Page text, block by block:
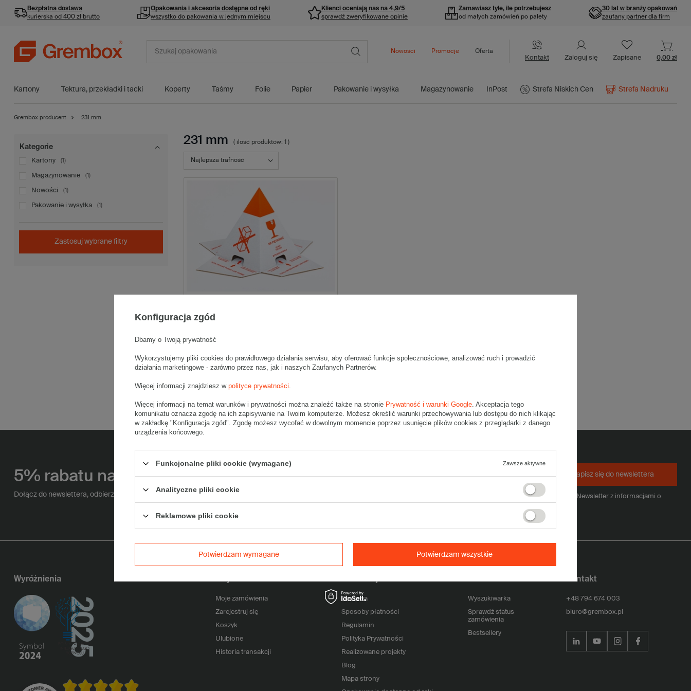
Bezpłatna dostawa
kurierska od 400 zł brutto
Opakowania i akcesoria dostępne od ręki
wszystko do pakowania w jednym miejscu
Klienci oceniają nas na 4,9/5
sprawdź zweryfikowane opinie
Zamawiasz tyle, ile potrzebujesz
od małych zamówień po palety
30 lat w branży opakowań
zaufany partner dla firm
Kontakt Zaloguj się Zapisane 0,00 zł
Kartony Tektura, przekładki i tacki Koperty Taśmy Folie Papier Pakowanie i wysyłka Magazynowanie InPost Strefa Niskich Cen Strefa Nadruku
Nowości Promocje Oferta
Grembox producent 231 mm
Kategorie
Kartony 1
Magazynowanie 1
Nowości 1
Pakowanie i wysyłka 1
Zastosuj wybrane filtry
231 mm ( ilość produktów: 1 )
Najlepsza trafność
Biały Komplet 10 szt.
Kup więcej
Porównaj Zapisz Wybierz ilość
5% rabatu na zakupy
Dołącz do newslettera, odbierz jednorazowy kod na zakupy i bądź na bieżąco z nowościami
Podaj swój adres e-mail
Chcę odebrać 5% zniżkę na zakup opakowań z tektury falistej i otrzymywać Newsletter z informacjami o
Zapisz się do newslettera
Wyróżnienia
Moje zamówienia
Zarejestruj się
Koszyk
Ulubione
Historia transakcji
Dostawa
Sposoby płatności
Regulamin
Polityka Prywatności
Realizowane projekty
Blog
Mapa strony
Wyszukiwarka
Sprawdź status
zamówienia
Bestsellery
Kontakt
+48 794 674 003
biuro@grembox.pl
Konfiguracja zgód
Dbamy o Twoją prywatność
Wykorzystujemy pliki cookies do prawidłowego działania serwisu, aby oferować funkcje społecznościowe, analizować ruch i prowadzić
działania marketingowe - zarówno przez nas, jak i naszych Zaufanych Partnerów.
Więcej informacji znajdziesz w polityce prywatności.
Więcej informacji na temat warunków i prywatności można znaleźć także na stronie Prywatność i warunki Google. Akceptacja tego
komunikatu oznacza zgodę na ich zapisywanie na Twoim komputerze. Możesz określić warunki przechowywania lub dostępu do nich klikając
w zakładkę "Konfiguracja zgód". Zgodę możesz wycofać w dowolnym momencie poprzez usunięcie plików cookies z przeglądarki z danego
urządzenia końcowego.
Funkcjonalne pliki cookie (wymagane) Zawsze aktywne
Analityczne pliki cookie
Reklamowe pliki cookie
Potwierdzam wymagane Potwierdzam wszystkie